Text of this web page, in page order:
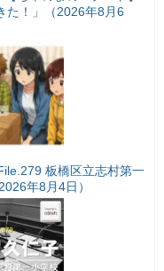
た！」（2026年8月6
板橋区立志村第一
年8月4日）